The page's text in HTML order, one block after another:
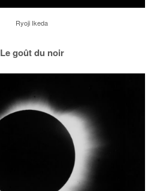
Ryoji Ikeda
Le goût du noir